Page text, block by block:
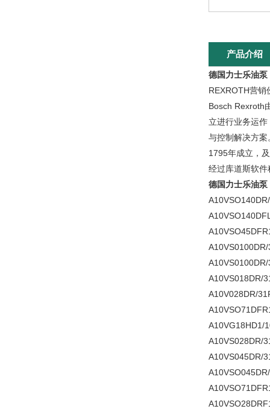
产品介绍
德国力士乐油泵
REXROTH营销
Bosch Rexroth
立进行业务运
与控制解决方
1795年成立，
经过库道斯软
德国力士乐油泵
A10VS018DR/
A10V028DR/
A10VG18HD1/
A10VS028DR/
A10VS045DR/